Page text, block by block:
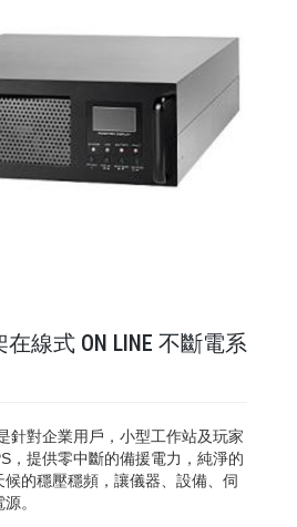
在線式 ON LINE 不斷電系
針對企業用戶，小型工作站及玩家
，提供零中斷的備援電力，純淨的
的穩壓穩頻，讓儀器、設備、伺
。